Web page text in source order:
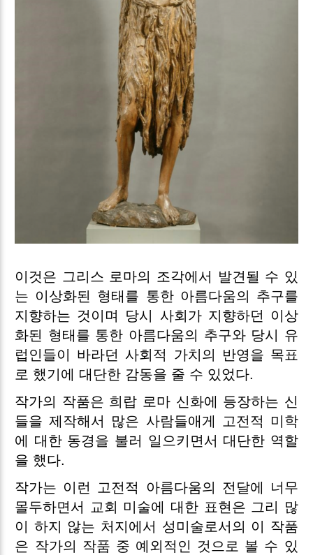
이것은 그리스 로마의 조각에서 발견될 수 있
는 이상화된 형태를 통한 아름다움의 추구를
지향하는 것이며 당시 사회가 지향하던 이상
화된 형태를 통한 아름다움의 추구와 당시 유
럽인들이 바라던 사회적 가치의 반영을 목표
로 했기에 대단한 감동을 줄 수 있었다.
작가의 작품은 희랍 로마 신화에 등장하는 신
들을 제작해서 많은 사람들애게 고전적 미학
에 대한 동경을 불러 일으키면서 대단한 역할
을 했다.
작가는 이런 고전적 아름다움의 전달에 너무
몰두하면서 교회 미술에 대한 표현은 그리 많
이 하지 않는 처지에서 성미술로서의 이 작품
은 작가의 작품 중 예외적인 것으로 볼 수 있